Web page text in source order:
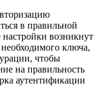
в правильной
настройки возникнут
ключа,
чтобы
на правильность
аутентификации